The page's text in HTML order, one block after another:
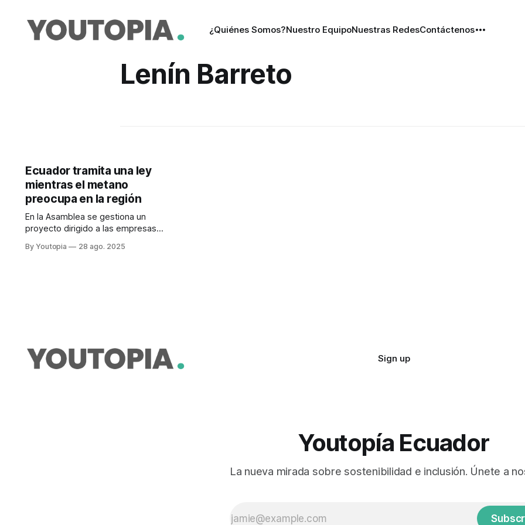
¿Quiénes Somos?Nuestro EquipoNuestras RedesContáctenos
Lenín Barreto
Ecuador tramita una ley
mientras el metano
preocupa en la región
En la Asamblea se gestiona un
proyecto dirigido a las empresas
sanciones. América Latina aún tiene
By Youtopia 28 ago. 2025
Sign up
Youtopía Ecuador
La nueva mirada sobre sostenibilidad e inclusión. Únete a